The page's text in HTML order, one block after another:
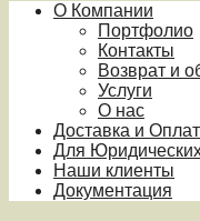
О Компании
Портфолио
Контакты
Возврат и
Услуги
О нас
Доставка и
Для
Наши клиенты
Документация